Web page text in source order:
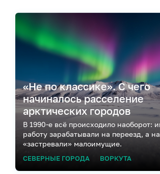
«Не по классике». С чего
начиналось расселение
арктических городов
В 1990-е всё происходило наоборот:
работу зарабатывали на переезд, а
«застревали» малоимущие.
СЕВЕРНЫЕ ГОРОДА ВОРКУТА